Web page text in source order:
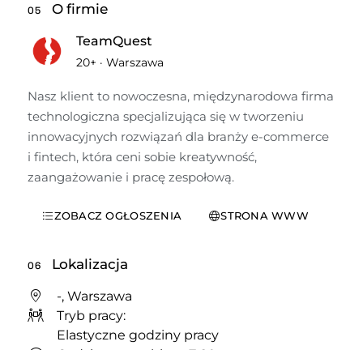
05 O firmie
TeamQuest
20+ ·Warszawa
Nasz klient to nowoczesna, międzynarodowa firma
technologiczna specjalizująca się w tworzeniu
innowacyjnych rozwiązań dla branży e-commerce
i fintech, która ceni sobie kreatywność,
zaangażowanie i pracę zespołową.
ZOBACZ OGŁOSZENIA STRONA WWW
06 Lokalizacja
-, Warszawa
Tryb pracy:
Elastyczne godziny pracy